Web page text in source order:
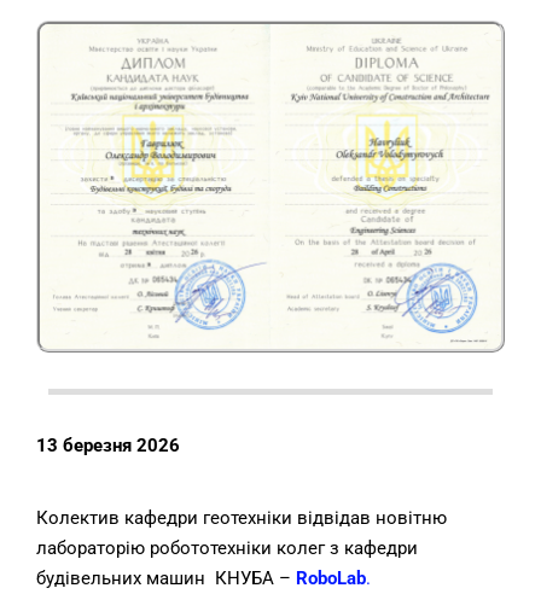
13 березня 2026
Колектив кафедри геотехніки відвідав новітню
лабораторію робототехніки колег з кафедри
будівельних машин КНУБА – RoboLab.